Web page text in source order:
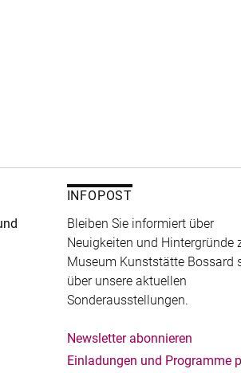
INFOPOST
Bleiben Sie informiert über
Neuigkeiten und Hintergründe
Museum Kunststätte Bossard
über unsere aktuellen
Sonderausstellungen.
Newsletter abonnieren
Einladungen und Programme